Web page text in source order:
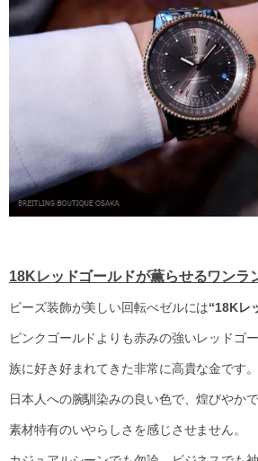
18Kレッドゴールドが薫らせるワンラ
ビーズ装飾が美しい回転べゼルには“18Kレ
ピンクゴールドよりも赤みの強いレッドゴ
族に好き好まれてきた非常に高貴な金です。
日本人への腕馴染みの良い色で、煌びやか
素材特有のいやらしさを感じさせません。